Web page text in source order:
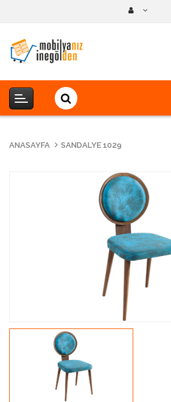
ANASAYFA SANDALYE 1029